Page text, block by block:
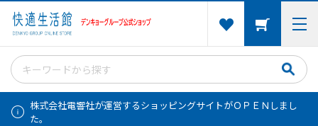
株式会社電響社が運営するショッピングサイトがＯＰＥＮしまし
た。